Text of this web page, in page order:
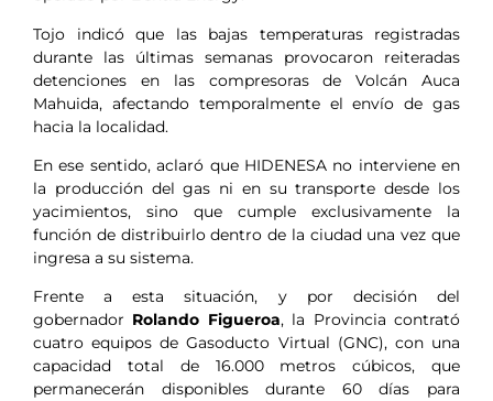
Tojo indicó que las bajas temperaturas registradas
durante las últimas semanas provocaron reiteradas
detenciones en las compresoras de Volcán Auca
Mahuida, afectando temporalmente el envío de gas
hacia la localidad.
En ese sentido, aclaró que HIDENESA no interviene en
la producción del gas ni en su transporte desde los
yacimientos, sino que cumple exclusivamente la
función de distribuirlo dentro de la ciudad una vez que
ingresa a su sistema.
Frente a esta situación, y por decisión del
gobernador Rolando Figueroa, la Provincia contrató
cuatro equipos de Gasoducto Virtual (GNC), con una
capacidad total de 16.000 metros cúbicos, que
permanecerán disponibles durante 60 días para